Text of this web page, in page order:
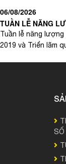
06/08/2026
TUẦN LỄ NĂNG
Tuần lễ năng
2019 và Triển lãm